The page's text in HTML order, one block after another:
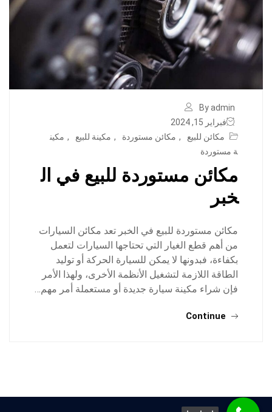
By admin
فبراير 15, 2024
مكائن للبيع
, مكائن مستوردة , مكينة للبيع , مكين
ة مستوردة
مكائن مستوردة للبيع في ال
خبر
مكائن مستوردة للبيع في الخبر تعد مكائن السيارات
من أهم قطع الغيار التي تحتاجها السيارات لتعمل
بكفاءة، فبدونها لا يمكن للسيارة الحركة أو توليد
الطاقة اللازمة لتشغيل الأنظمة الأخرى، ولهذا الأمر
فإن شراء مكينة سيارة جديدة أو مستعملة أمر مهم…
Continue